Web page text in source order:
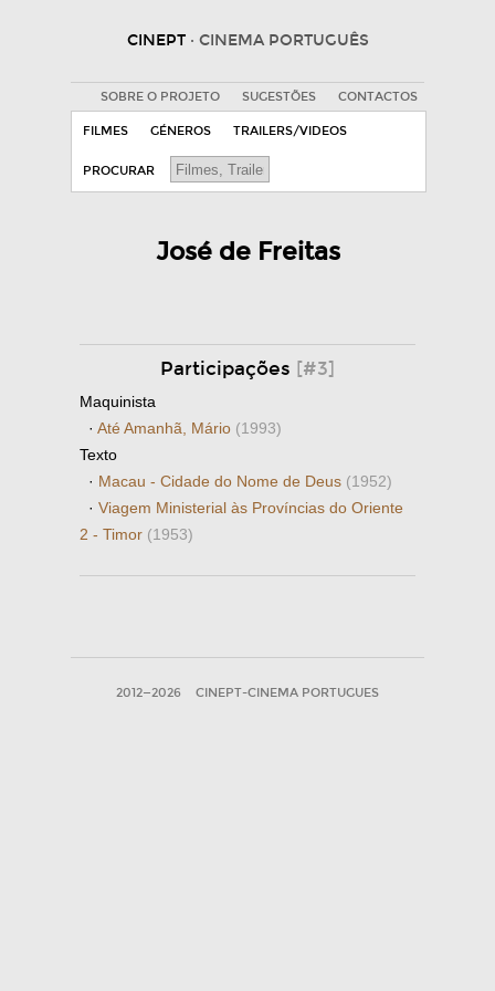
CINEPT · CINEMA PORTUGUÊS
SOBRE O PROJETO SUGESTÕES CONTACTOS
FILMES GÉNEROS TRAILERS/VIDEOS
PROCURAR
José de Freitas
Participações [#3]
Maquinista
· Até Amanhã, Mário (1993)
Texto
· Macau - Cidade do Nome de Deus (1952)
· Viagem Ministerial às Províncias do Oriente
2 - Timor (1953)
2012—2026 CINEPT-CINEMA PORTUGUES